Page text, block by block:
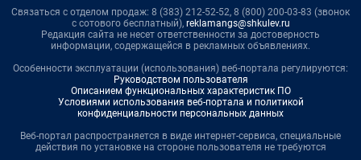
Связаться с отделом продаж: 8 (383) 212-52-52, 8 (800) 200-03-83 (звонок
с сотового бесплатный), reklamangs@shkulev.ru
Редакция сайта не несет ответственности за достоверность
информации, содержащейся в рекламных объявлениях.
Особенности эксплуатации (использования) веб-портала регулируются:
Руководством пользователя
Описанием функциональных характеристик ПО
Условиями использования веб-портала и политикой
конфиденциальности персональных данных
Веб-портал распространяется в виде интернет-сервиса, специальные
действия по установке на стороне пользователя не требуются